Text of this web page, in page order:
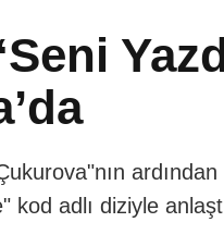
ardından
kod adlı diziyle